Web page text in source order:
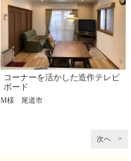
コーナーを活かした造作テレビ
ボード
M様 尾道市
次へ >